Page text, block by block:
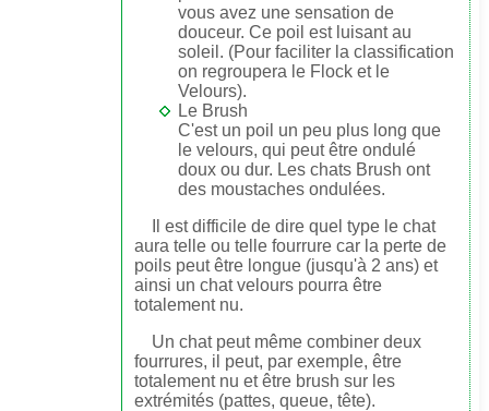
vous avez une sensation de
douceur. Ce poil est luisant au
soleil. (Pour faciliter la classification
on regroupera le Flock et le
Velours).
Le Brush
C'est un poil un peu plus long que
le velours, qui peut être ondulé
doux ou dur. Les chats Brush ont
des moustaches ondulées.
Il est difficile de dire quel type le chat
aura telle ou telle fourrure car la perte de
poils peut être longue (jusqu'à 2 ans) et
ainsi un chat velours pourra être
totalement nu.
Un chat peut même combiner deux
fourrures, il peut, par exemple, être
totalement nu et être brush sur les
extrémités (pattes, queue, tête).